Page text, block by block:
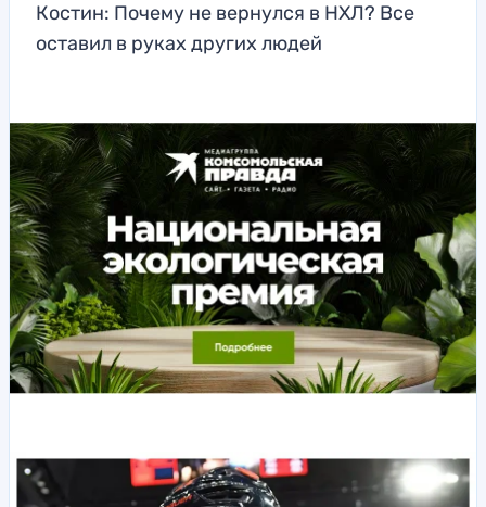
Костин: Почему не вернулся в НХЛ? Все
оставил в руках других людей